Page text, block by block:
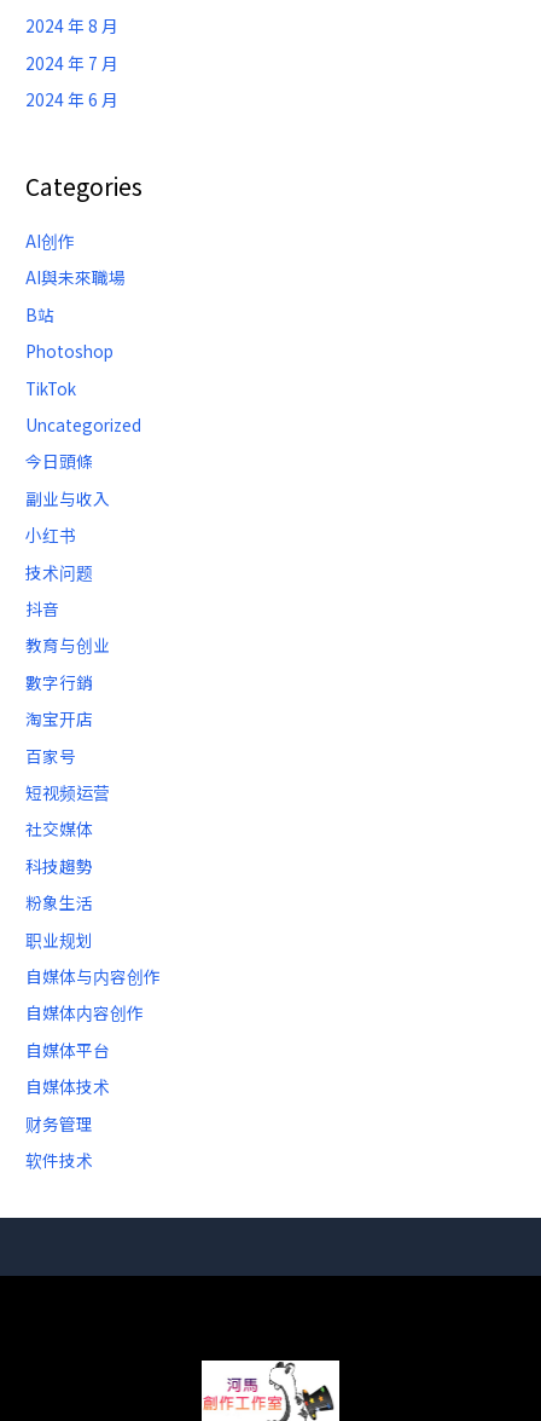
2024 年 8 月
2024 年 7 月
2024 年 6 月
Categories
AI创作
AI與未來職場
B站
Photoshop
TikTok
Uncategorized
今日頭條
副业与收入
小红书
技术问题
抖音
教育与创业
數字行銷
淘宝开店
百家号
短视频运营
社交媒体
科技趨勢
粉象生活
职业规划
自媒体与内容创作
自媒体内容创作
自媒体平台
自媒体技术
财务管理
软件技术